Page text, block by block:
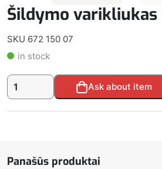
Šildymo varikliukas
SKU 672 150 07
in stock
produkto
kiekis:
Ask about item
Alternative:
Panašūs produktai